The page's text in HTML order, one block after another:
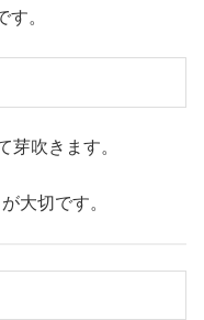
。
芽吹きます。
大切です。